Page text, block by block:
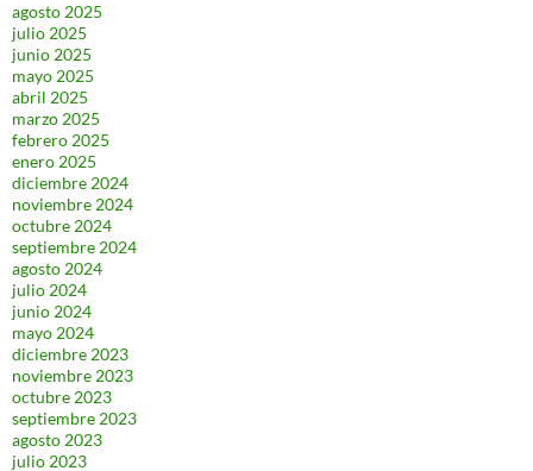
agosto 2025
julio 2025
junio 2025
mayo 2025
abril 2025
marzo 2025
febrero 2025
enero 2025
diciembre 2024
noviembre 2024
octubre 2024
septiembre 2024
agosto 2024
julio 2024
junio 2024
mayo 2024
diciembre 2023
noviembre 2023
octubre 2023
septiembre 2023
agosto 2023
julio 2023